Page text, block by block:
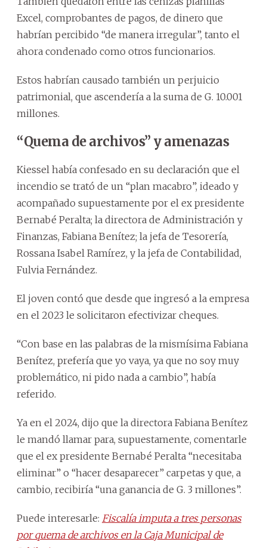
Excel, comprobantes de pagos, de dinero que
habrían percibido “de manera irregular”, tanto el
ahora condenado como otros funcionarios.
Estos habrían causado también un perjuicio
patrimonial, que ascendería a la suma de G. 10.001
millones.
“Quema de archivos” y amenazas
Kiessel había confesado en su declaración que el
incendio se trató de un “plan macabro”, ideado y
acompañado supuestamente por el ex presidente
Bernabé Peralta; la directora de Administración y
Finanzas, Fabiana Benítez; la jefa de Tesorería,
Rossana Isabel Ramírez, y la jefa de Contabilidad,
Fulvia Fernández.
El joven contó que desde que ingresó a la empresa
en el 2023 le solicitaron efectivizar cheques.
“Con base en las palabras de la mismísima Fabiana
Benítez, prefería que yo vaya, ya que no soy muy
problemático, ni pido nada a cambio”, había
referido.
Ya en el 2024, dijo que la directora Fabiana Benítez
le mandó llamar para, supuestamente, comentarle
que el ex presidente Bernabé Peralta “necesitaba
eliminar” o “hacer desaparecer” carpetas y que, a
cambio, recibiría “una ganancia de G. 3 millones”.
Puede interesarle: Fiscalía imputa a tres personas
por quema de archivos en la Caja Municipal de